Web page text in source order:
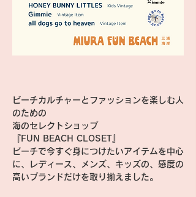
ビーチカルチャーとファッションを楽しむ人
のための
海のセレクトショップ
『FUN BEACH CLOSET』
ビーチで今すぐ身につけたいアイテムを中心
に、レディース、メンズ、キッズの、感度の
高いブランドだけを取り揃えました。